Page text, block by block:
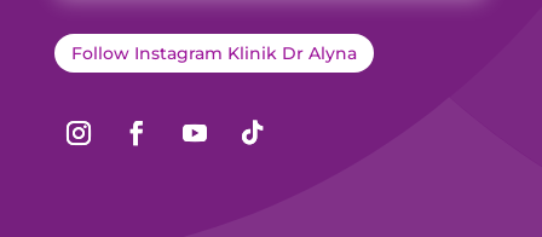
Follow Instagram Klinik Dr Alyna